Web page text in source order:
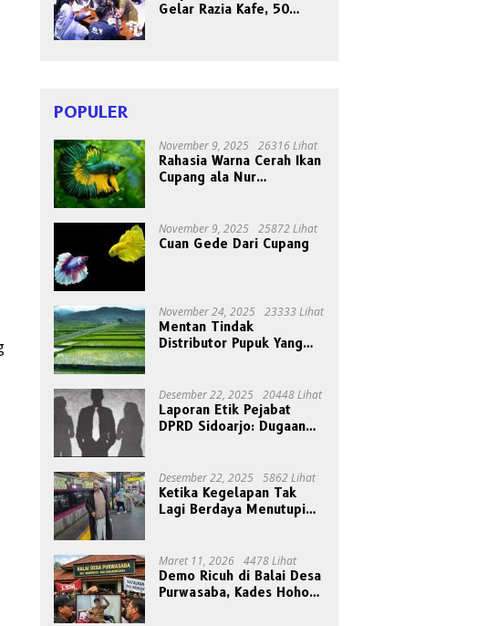
Gelar Razia Kafe, 50
POPULER
November 9, 2025 26316 Lihat
Rahasia Warna Cerah Ikan
Cupang ala Nur
November 9, 2025 25872 Lihat
Cuan Gede Dari Cupang
November 24, 2025 23333 Lihat
Mentan Tindak
Distributor Pupuk Yang
Desember 22, 2025 20448 Lihat
Laporan Etik Pejabat
DPRD Sidoarjo: Dugaan
Desember 22, 2025 5862 Lihat
Ketika Kegelapan Tak
Lagi Berdaya Menutupi
Maret 11, 2026 4478 Lihat
Demo Ricuh di Balai Desa
Purwasaba, Kades Hoho